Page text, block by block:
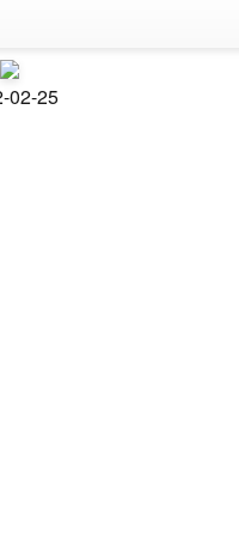
02-25